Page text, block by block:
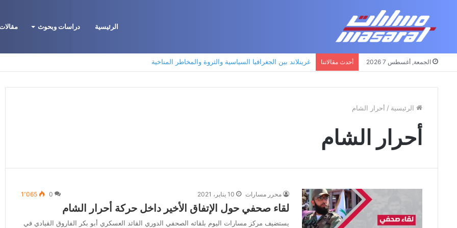
الرئيسية دراسات وبحوث
الجمعة, أغسطس 7 2026 أحدث مقالاتنا غرينلاند بين الجغرافيا السياسية والثروة والمخاطر المناخية
الرئيسية / أحرار الشام
أحرار الشام
محرر مسارات 10 يناير، 2021 0 1٬065
لقاء صحفي حول الإتفاق الأخير داخل حركة أحرار الشام
يستضيف مركز مسارات اليوم بلقائه الصحفي الدوري القائد العسكري أبو بكر الفاروق القيادي في